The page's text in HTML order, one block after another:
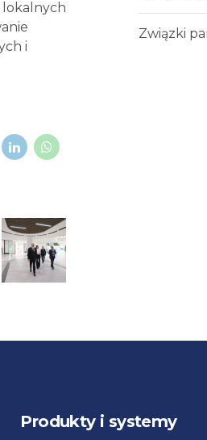
lokalnych
i
Związki
Produkty i systemy